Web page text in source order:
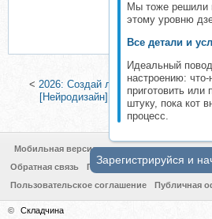
Мы тоже решили
этому уровню
Все детали и
Идеальный
настроению:
приготовить или
штуку, пока кот
процесс.
< 2026: Создай лучший год в своей
[Нейродизайн]
Владимир
Мобильная версия
Обратная связь
Политика
Пользовательское соглашение
Публичная
© Складчина
Зарегистрируйся и